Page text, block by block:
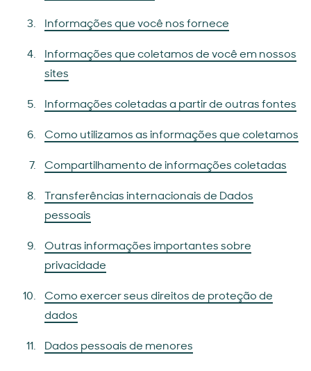
Informações que você nos fornece
Informações que coletamos de você em nossos
sites
Informações coletadas a partir de outras fontes
Como utilizamos as informações que coletamos
Compartilhamento de informações coletadas
Transferências internacionais de Dados
pessoais
Outras informações importantes sobre
privacidade
Como exercer seus direitos de proteção de
dados
Dados pessoais de menores